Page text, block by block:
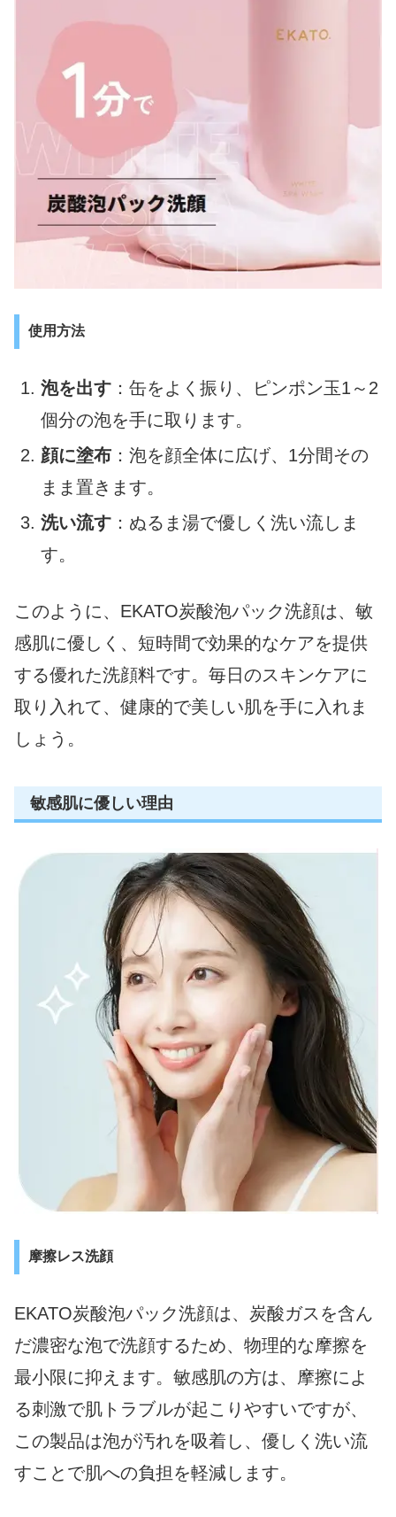
使用方法
泡を出す ：缶をよく振り、ピンポン玉1～2
個分の泡を手に取ります。
顔に塗布 ：泡を顔全体に広げ、1分間その
まま置きます。
洗い流す ：ぬるま湯で優しく洗い流しま
す。
このように、EKATO炭酸泡パック洗顔は、敏
感肌に優しく、短時間で効果的なケアを提供
する優れた洗顔料です。毎日のスキンケアに
取り入れて、健康的で美しい肌を手に入れま
しょう。
敏感肌に優しい理由
摩擦レス洗顔
EKATO炭酸泡パック洗顔は、炭酸ガスを含ん
だ濃密な泡で洗顔するため、物理的な摩擦を
最小限に抑えます。敏感肌の方は、摩擦によ
る刺激で肌トラブルが起こりやすいですが、
この製品は泡が汚れを吸着し、優しく洗い流
すことで肌への負担を軽減します。